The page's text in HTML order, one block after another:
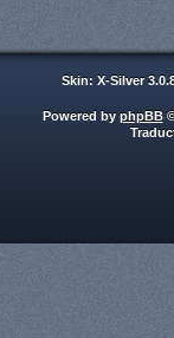
Skin: X-Silver
Powered by phpBB©